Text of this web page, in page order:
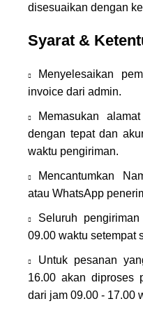
disesuaikan dengan
Syarat &
Menyelesaikan
invoice dari admin.
Memasukan
dengan tepat dan
waktu pengiriman.
Mencantumkan
atau WhatsApp
Seluruh
09.00 waktu setempat
Untuk pesanan
16.00 akan diproses
dari jam 09.00 - 17.00